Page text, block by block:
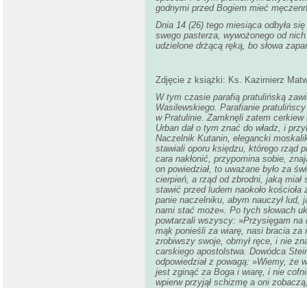
godnymi przed Bogiem mieć
Dnia 14 (26) tego miesiąca odbyła
swego pasterza, wywożonego od
udzielone drżącą ręką, bo słowa
Zdjęcie z książki: Ks. Kazimierz
W tym czasie parafią pratulińską
Wasilewskiego. Parafianie
w Pratulinie. Zamknęli zatem
Urban dał o tym znać do władz, i
Naczelnik Kutanin, elegancki
stawiali oporu księdzu, którego rząd
cara nakłonić, przypomina sobie,
on powiedział, to uważane było za
cierpień, a rząd od zbrodni, jaką
stawić przed ludem naokoło
panie naczelniku, abym nauczył
nami stać może«. Po tych słowach
powtarzali wszyscy: »Przysięgam na
mąk ponieśli za wiarę, nasi bracia
zrobiwszy swoje, obmył ręce, i nie
carskiego apostolstwa. Dowódca
odpowiedział z powagą: »Wiemy, że
jest zginąć za Boga i wiarę, i nie
wpierw przyjął schizmę a oni